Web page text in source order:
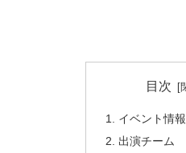
目次
イベント情報
出演チーム